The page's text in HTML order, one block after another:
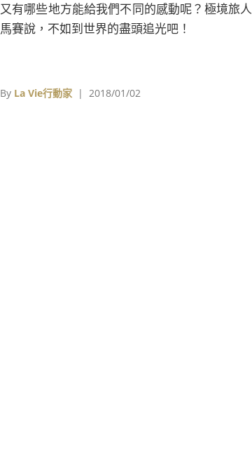
又有哪些地方能給我們不同的感動呢？極境旅人
馬賽說，不如到世界的盡頭追光吧！
By La Vie行動家 | 2018/01/02